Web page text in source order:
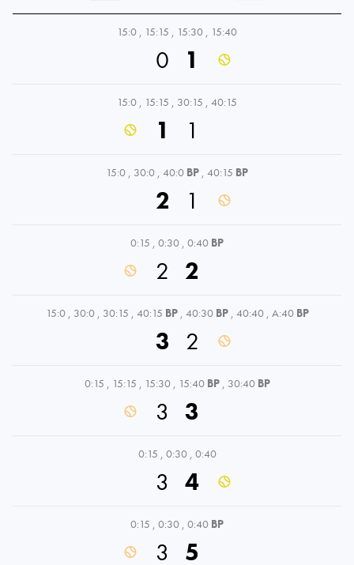
15:0 , 15:15 , 15:30 , 15:40
0 1
15:0 , 15:15 , 30:15 , 40:15
1 1
15:0 , 30:0 , 40:0 BP , 40:15 BP
2 1
0:15 , 0:30 , 0:40 BP
2 2
15:0 , 30:0 , 30:15 , 40:15 BP , 40:30 BP , 40:40 , A:40 BP
3 2
0:15 , 15:15 , 15:30 , 15:40 BP , 30:40 BP
3 3
0:15 , 0:30 , 0:40
3 4
0:15 , 0:30 , 0:40 BP
3 5